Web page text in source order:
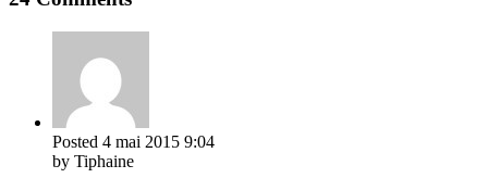
Posted 4 mai 2015 9:04
by Tiphaine